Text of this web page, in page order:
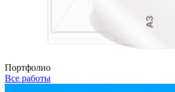
Портфолио
Все работы